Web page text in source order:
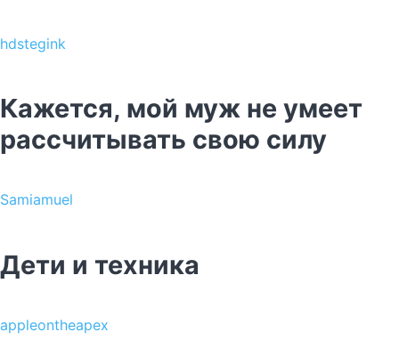
hdstegink
Кажется, мой муж не умеет
рассчитывать свою силу
Samiamuel
Дети и техника
appleontheapex